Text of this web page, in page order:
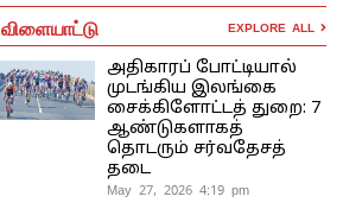
விளையாட்டு EXPLORE ALL
அதிகாரப் போட்டியால்
முடங்கிய இலங்கை
சைக்கிளோட்டத் துறை: 7
ஆண்டுகளாகத்
தொடரும் சர்வதேசத்
தடை
May 27, 2026 4:19 pm